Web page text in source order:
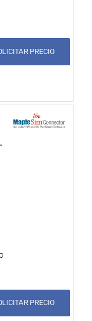
PRECIO
PRECIO